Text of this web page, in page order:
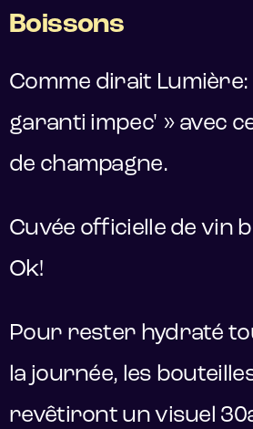
Boissons
Comme dirait Lumière:
garanti impec' » avec
de champagne.
Cuvée officielle de vin
Ok!
Pour rester hydraté
la journée, les
revêtiront un visuel